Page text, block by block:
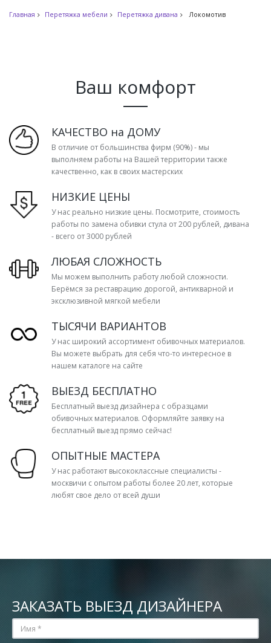
Главная Перетяжка мебели Перетяжка дивана Локомотив
Ваш комфорт
КАЧЕСТВО на ДОМУ
В отличие от большинства фирм (90%) - мы
выполняем работы на Вашей территории также
качественно, как в своих мастерских
НИЗКИЕ ЦЕНЫ
У нас реально низкие цены. Посмотрите, стоимость
работы по замена обивки стула от 200 рублей, дивана
- всего от 3000 рублей
ЛЮБАЯ СЛОЖНОСТЬ
Мы можем выполнить работу любой сложности.
Берёмся за реставрацию дорогой, антикварной и
эксклюзивной мягкой мебели
ТЫСЯЧИ ВАРИАНТОВ
У нас широкий ассортимент обивочных материалов.
Вы можете выбрать для себя что-то интересное в
нашем каталоге на сайте
ВЫЕЗД БЕСПЛАТНО
Бесплатный выезд дизайнера с образцами
обивочных материалов. Оформляйте заявку на
бесплатный выезд прямо сейчас!
ОПЫТНЫЕ МАСТЕРА
У нас работают высококлассные специалисты -
москвичи с опытом работы более 20 лет, которые
любят свое дело от всей души
ЗАКАЗАТЬ ВЫЕЗД ДИЗАЙНЕРА